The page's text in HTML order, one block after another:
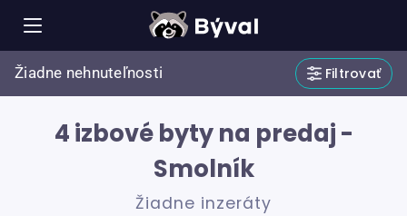
Žiadne nehnuteľnosti Filtrovať
4 izbové byty na predaj -
Smolník
Žiadne inzeráty